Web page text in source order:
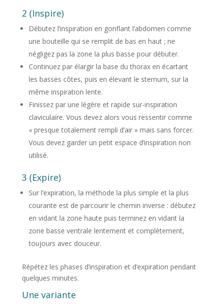
2 (Inspire)
Débutez l’inspiration en gonflant l’abdomen comme
une bouteille qui se remplit de bas en haut ; ne
négligez pas la zone la plus basse pour débuter.
Continuez par élargir la base du thorax en écartant
les basses côtes, puis en élevant le sternum, sur la
même inspiration lente.
Finissez par une légère et rapide sur-inspiration
claviculaire. Vous devez alors vous ressentir comme
« presque totalement rempli d’air » mais sans forcer.
Vous devez garder un petit espace d’inspiration non
utilisé.
3 (Expire)
Sur l’expiration, la méthode la plus simple et la plus
courante est de parcourir le chemin inverse : débutez
en vidant la zone haute puis terminez en vidant la
zone basse ventrale lentement et complètement,
toujours avec douceur.
Répétez les phases d’inspiration et d’expiration pendant
quelques minutes.
Une variante